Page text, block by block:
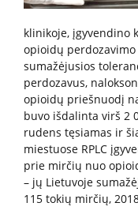
Priklausomybių
Žemo slenksčio
CRAFT specialistų
Informacija tėvams
Informacija
klinikoje, įgyvendino
opioidų
sumažėjusios
perdozavus,
opioidų priešnuodį
buvo išdalinta virš 2
rudens tęsiamas ir
miestuose RPLC
prie mirčių nuo
– jų Lietuvoje
115 tokių mirčių,